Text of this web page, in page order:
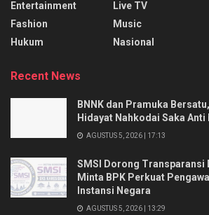
Entertainment
Fashion
Hukum
Live TV
Music
Nasional
Recent News
BNNK dan Pramuka
Hidayat Nahkodai Saka Anti
AGUSTUS 5, 2026 | 17:13
SMSI Dorong Transparansi
Minta BPK Perkuat
Instansi Negara
AGUSTUS 5, 2026 | 13:29